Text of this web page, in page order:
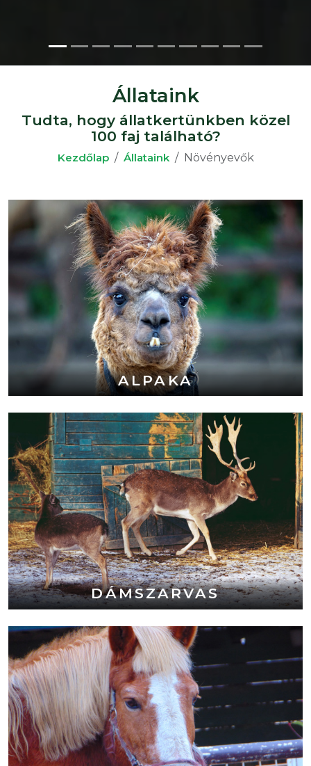
Állataink
Tudta, hogy állatkertünkben közel
100 faj található?
Kezdőlap Állataink Növényevők
ALPAKA
DÁMSZARVAS